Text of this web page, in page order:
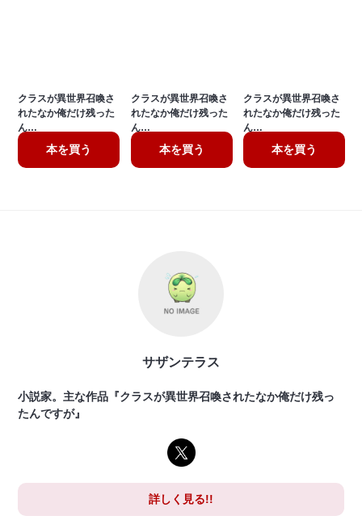
クラスが異世界召喚さ
れたなか俺だけ残った
ん…
本を買う
クラスが異世界召喚さ
れたなか俺だけ残った
ん…
本を買う
クラスが異世界召喚さ
れたなか俺だけ残った
ん…
本を買う
サザンテラス
小説家。主な作品『クラスが異世界召喚されたなか俺だけ残っ
たんですが』
詳しく見る!!